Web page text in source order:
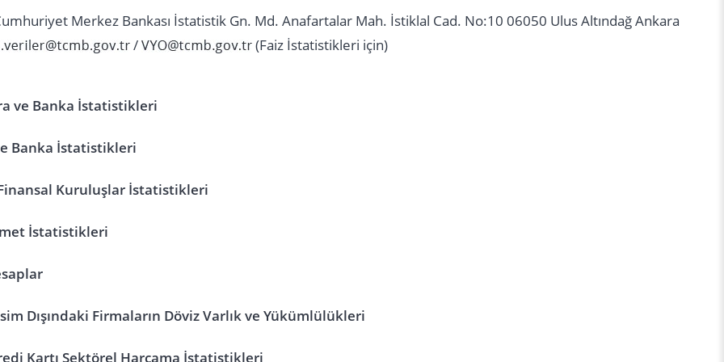
Merkez Bankası İstatistik Gn. Md. Anafartalar Mah. İstiklal Cad. No:10 06050 Ulus Altındağ Ankara
/
(Faiz İstatistikleri için)
ve Banka İstatistikleri
Banka İstatistikleri
Finansal Kuruluşlar İstatistikleri
İstatistikleri
Dışındaki Firmaların Döviz Varlık ve Yükümlülükleri
Kartı Sektörel Harcama İstatistikleri